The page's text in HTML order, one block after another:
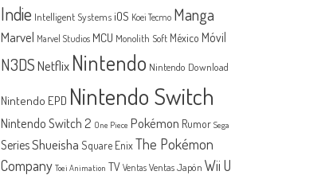
Indie Intelligent Systems iOS Koei Tecmo Manga
Marvel Marvel Studios MCU Monolith Soft México Móvil
N3DSNetflix Nintendo Nintendo Download
Nintendo EPD Nintendo Switch
Nintendo Switch 2 One Piece Pokémon Rumor Sega
SeriesShueisha Square EnixThe Pokémon
Company Toei Animation TV Ventas Ventas Japón Wii U